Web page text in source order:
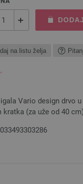
na listu želja
Vario design drvo
kratka (za uže od 40